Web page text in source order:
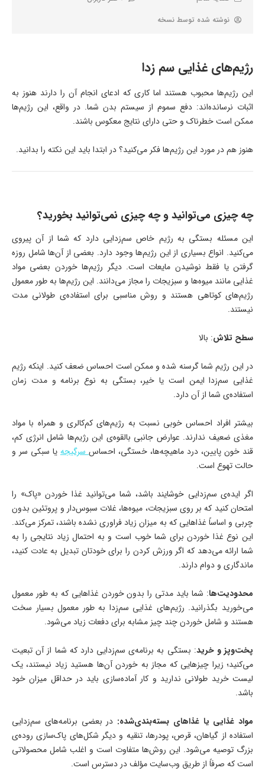
نوشته شده توسط نسخه
رژیم‌های غذایی سم‌ زدا
این رژیم‌ها محبوب هستند اما کاری که ادعای انجام آن را دارند هنوز به
اثبات نرسانده‌اند: دفع سموم از سیستم بدن شما. در واقع، این رژیم‌ها
ممکن است خطرناک و حتی دارای نتایج معکوس باشند.
هنوز هم در مورد این رژیم‌ها فکر می‌کنید؟ در ابتدا باید این نکته را بدانید.
چه چیزی می‌توانید و چه چیزی نمی‌توانید بخورید؟
این مسئله بستگی به رژیم خاص سم‌زدایی دارد که شما از آن پیروی
می‌کنید. انواع بسیاری از این رژیم‌ها وجود دارد. بعضی از آن‌ها شامل روزه
گرفتن یا فقط نوشیدن مایعات است. دیگر رژیم‌ها خوردن بعضی مواد
غذایی مانند میوه‌ها و سبزیجات را مجاز می‌دانند. این رژیم‌ها به طور معمول
رژیم‌های کوتاهی هستند و روش مناسبی برای استفاده‌ی طولانی مدت
نیستند.
سطح تلاش: بالا
در این رژیم شما گرسنه شده و ممکن است احساس ضعف کنید. اینکه رژیم
غذایی سم‌زدا ایمن است یا خیر، بستگی به نوع برنامه و مدت زمان
استفاده‌ی شما از آن دارد.
بیشتر افراد احساس خوبی نسبت به رژیم‌های کم‌کالری و همراه با مواد
مغذی ضعیف ندارند. عوارض جانبی بالقوه‌ی این رژیم‌ها شامل انرژی کم،
قند خون پایین، درد ماهیچه‌ها، خستگی، احساسسرگیجه یا سبکی سر و
حالت تهوع است.
اگر ایده‌ی سم‌زدایی خوشایند باشد، شما می‌توانید غذا خوردن «پاک» را
امتحان کنید که بر روی سبزیجات، میوه‌ها، غلات سبوس‌دار و پروتئین بدون
چربی و اساساً غذاهایی که به میزان زیاد فراوری نشده باشند، تمرکز می‌کند.
این نوع غذا خوردن برای شما خوب است و به احتمال زیاد نتایجی را به
شما ارائه می‌دهد که اگر ورزش کردن را برای خودتان تبدیل به عادت کنید،
ماندگاری و دوام دارند.
محدودیت‌ها: شما باید مدتی را بدون خوردن غذاهایی که به طور معمول
می‌خورید بگذرانید. رژیم‌های غذایی سم‌زدا به طور معمول بسیار سخت
هستند و شامل خوردن چند چیز مشابه برای دفعات زیاد می‌شود.
پخت‌وپز و خرید: بستگی به برنامه‌ی سم‌زدایی دارد که شما از آن تبعیت
می‌کنید؛ زیرا چیزهایی که مجاز به خوردن آن‌ها هستید زیاد نیستند، یک
لیست خرید طولانی ندارید و کار آماده‌سازی باید در حداقل میزان خود
باشد.
مواد غذایی یا غذاهای بسته‌بندی‌شده: در بعضی برنامه‌های سم‌زدایی
استفاده از گیاهان، قرص، پودرها، تنقیه و دیگر شکل‌های پاک‌سازی روده‌ی
بزرگ توصیه می‌شود. این روش‌ها متفاوت است و اغلب شامل محصولاتی
است که صرفاً از طریق وب‌سایت مؤلف در دسترس است.